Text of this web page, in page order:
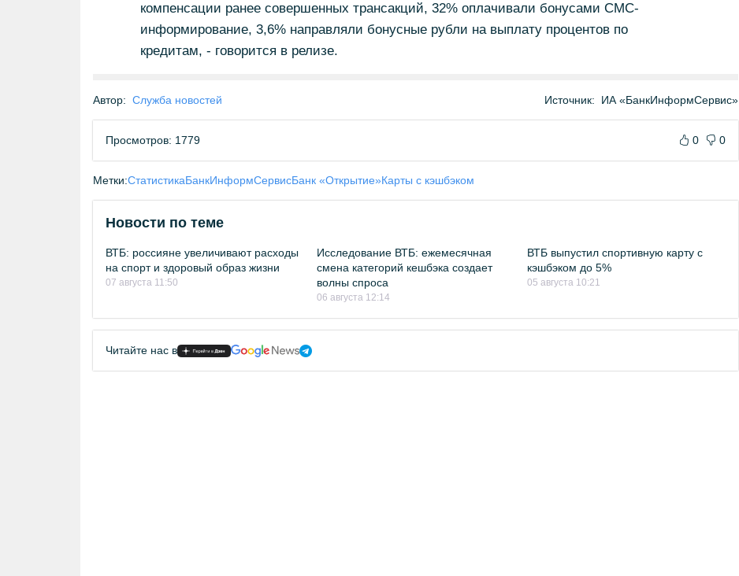
компенсации ранее совершенных трансакций, 32% оплачивали бонусами СМС-
информирование, 3,6% направляли бонусные рубли на выплату процентов по
кредитам, - говорится в релизе.
Автор: Служба новостей Источник: ИА «БанкИнформСервис»
Просмотров: 1779 0 0
Метки:СтатистикаБанкИнформСервисБанк «Открытие»Карты с кэшбэком
Новости по теме
ВТБ: россияне увеличивают расходы
на спорт и здоровый образ жизни
07 августа 11:50
Исследование ВТБ: ежемесячная
смена категорий кешбэка создает
волны спроса
06 августа 12:14
ВТБ выпустил спортивную карту с
кэшбэком до 5%
05 августа 10:21
Читайте нас в